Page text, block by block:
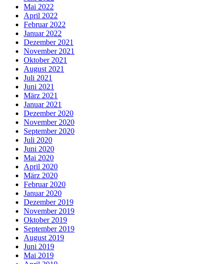
Mai 2022
April 2022
Februar 2022
Januar 2022
Dezember 2021
November 2021
Oktober 2021
August 2021
Juli 2021
Juni 2021
März 2021
Januar 2021
Dezember 2020
November 2020
September 2020
Juli 2020
Juni 2020
Mai 2020
April 2020
März 2020
Februar 2020
Januar 2020
Dezember 2019
November 2019
Oktober 2019
September 2019
August 2019
Juni 2019
Mai 2019